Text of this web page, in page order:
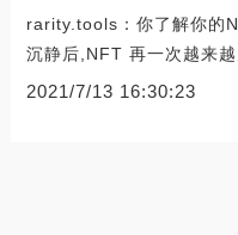
rarity.tools：你了解你的
沉静后,NFT 再一次越来越
2021/7/13 16:30:23